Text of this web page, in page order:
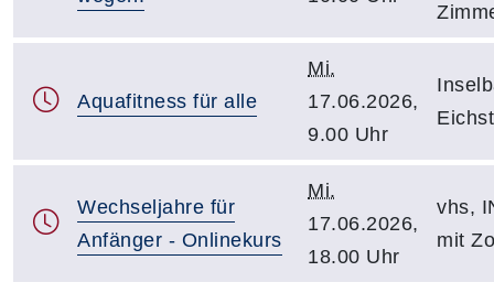
Aquafitness für alle
Mi.
17.06.2026,
9.00 Uhr
Wechseljahre für
Anfänger - Onlinekurs
Mi.
17.06.2026,
18.00 Uhr
vhs,
mit